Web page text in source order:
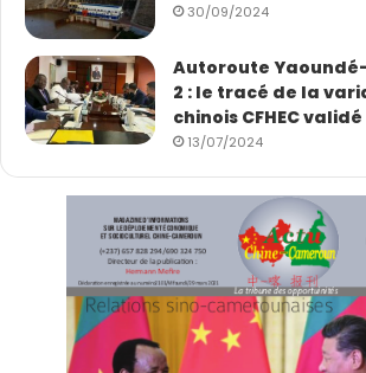
30/09/2024
Autoroute
2 : le tracé de la
chinois CFHEC validé
13/07/2024